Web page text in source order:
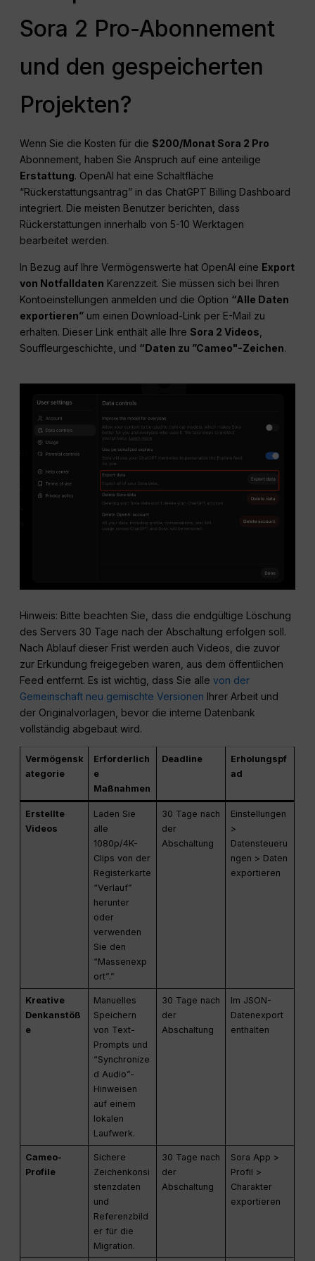
Sora 2 Pro-Abonnement
und den gespeicherten
Projekten?
Wenn Sie die Kosten für die$200/Monat Sora 2 Pro
Abonnement, haben Sie Anspruch auf eine anteilige
Erstattung. OpenAI hat eine Schaltfläche
“Rückerstattungsantrag” in das ChatGPT Billing Dashboard
integriert. Die meisten Benutzer berichten, dass
Rückerstattungen innerhalb von 5-10 Werktagen
bearbeitet werden.
In Bezug auf Ihre Vermögenswerte hat OpenAI eine Export
von Notfalldaten Karenzzeit. Sie müssen sich bei Ihren
Kontoeinstellungen anmelden und die Option “Alle Daten
exportieren” um einen Download-Link per E-Mail zu
erhalten. Dieser Link enthält alle IhreSora 2 Videos
Souffleurgeschichte, und “Daten zu ”Cameo"-Zeichen.
Hinweis: Bitte beachten Sie, dass die endgültige Löschung
des Servers 30 Tage nach der Abschaltung erfolgen soll.
Nach Ablauf dieser Frist werden auch Videos, die zuvor
zur Erkundung freigegeben waren, aus dem öffentlichen
Feed entfernt. Es ist wichtig, dass Sie allevon der
Gemeinschaft neu gemischte Versionen Ihrer Arbeit und
der Originalvorlagen, bevor die interne Datenbank
vollständig abgebaut wird.
Vermögensk
ategorie
Erforderlich
e
Maßnahmen
Deadline
Erholungspf
ad
Erstellte
Videos
Laden Sie
alle
1080p/4K-
Clips von der
Registerkarte
“Verlauf”
herunter
oder
verwenden
Sie den
“Massenexp
ort”.”
30 Tage nach
der
Abschaltung
Einstellungen
>
Datensteueru
ngen > Daten
exportieren
Kreative
Denkanstöß
e
Manuelles
Speichern
von Text-
Prompts und
“Synchronize
d Audio”-
Hinweisen
auf einem
lokalen
Laufwerk.
30 Tage nach
der
Abschaltung
Im JSON-
Datenexport
enthalten
Cameo-
Profile
Sichere
Zeichenkonsi
stenzdaten
und
Referenzbild
er für die
Migration.
30 Tage nach
der
Abschaltung
Sora App >
Profil >
Charakter
exportieren